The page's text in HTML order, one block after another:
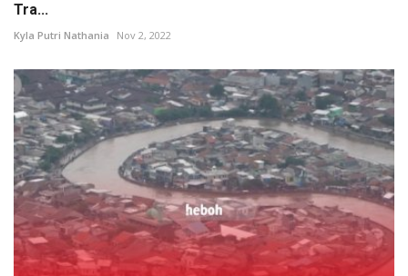
Tra...
Kyla Putri Nathania Nov 2, 2022